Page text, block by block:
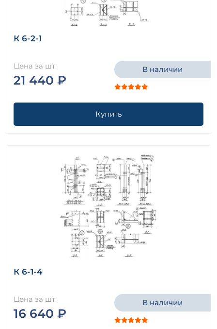
К 6-2-1
Цена за шт.
21 440 ₽
В наличии
Купить
К 6-1-4
Цена за шт.
16 640 ₽
В наличии